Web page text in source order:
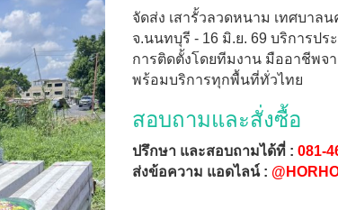
จัดส่ง เสารั้วลวดหนาม เทศบาล
จ.นนทบุรี - 16 มิ.ย. 69 บริการปร
การติดตั้งโดยทีมงาน มืออาชีพจ
พร้อมบริการทุกพื้นที่ทั่วไทย
สอบถามและสั่งซื้อ
ปรึกษา และสอบถามได้ที่ : 081-
ส่งข้อความ แอดไลน์ :